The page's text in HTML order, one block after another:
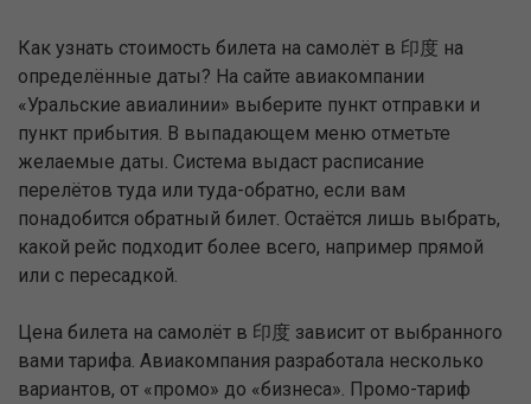
Как узнать стоимость билета на самолёт в 印度 на
определённые даты? На сайте авиакомпании
«Уральские авиалинии» выберите пункт отправки и
пункт прибытия. В выпадающем меню отметьте
желаемые даты. Система выдаст расписание
перелётов туда или туда-обратно, если вам
понадобится обратный билет. Остаётся лишь выбрать,
какой рейс подходит более всего, например прямой
или с пересадкой.
Цена билета на самолёт в 印度 зависит от выбранного
вами тарифа. Авиакомпания разработала несколько
вариантов, от «промо» до «бизнеса». Промо-тариф